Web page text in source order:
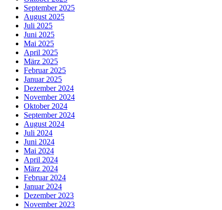
September 2025
August 2025
Juli 2025
Juni 2025
Mai 2025
April 2025
März 2025
Februar 2025
Januar 2025
Dezember 2024
November 2024
Oktober 2024
September 2024
August 2024
Juli 2024
Juni 2024
Mai 2024
April 2024
März 2024
Februar 2024
Januar 2024
Dezember 2023
November 2023